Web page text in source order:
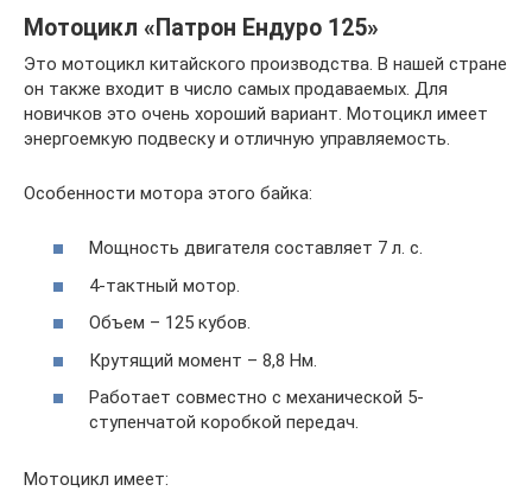
Мотоцикл «Патрон Ендуро 125»
Это мотоцикл китайского производства. В нашей стране
он также входит в число самых продаваемых. Для
новичков это очень хороший вариант. Мотоцикл имеет
энергоемкую подвеску и отличную управляемость.
Особенности мотора этого байка:
Мощность двигателя составляет 7 л. с.
4-тактный мотор.
Объем – 125 кубов.
Крутящий момент – 8,8 Нм.
Работает совместно с механической 5-
ступенчатой коробкой передач.
Мотоцикл имеет: